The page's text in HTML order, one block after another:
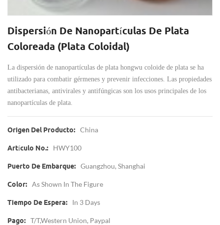
Dispersión De Nanopartículas De Plata
Coloreada (plata Coloidal)
La dispersión de nanopartículas de plata hongwu coloide de plata se ha
utilizado para combatir gérmenes y prevenir infecciones. Las propiedades
antibacterianas, antivirales y antifúngicas son los usos principales de los
nanopartículas de plata.
Origen Del Producto: China
Artículo No.: HWY100
Puerto De Embarque: Guangzhou, Shanghai
Color: As Shown In The Figure
Tiempo De Espera: In 3 Days
Pago: T/T,Western Union, Paypal